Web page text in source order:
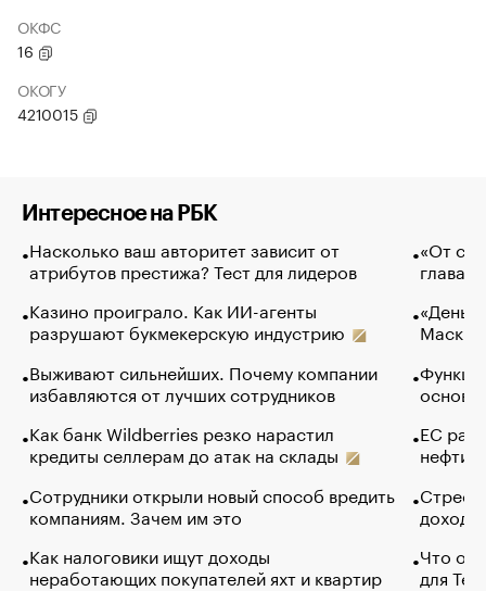
ОКФС
16
ОКОГУ
4210015
Интересное на РБК
Насколько ваш авторитет зависит от
атрибутов престижа? Тест для лидеров
Казино проиграло. Как ИИ-агенты
разрушают букмекерскую индустрию
Выживают сильнейших. Почему компании
избавляются от лучших сотрудников
Как банк Wildberries резко нарастил
кредиты селлерам до атак на склады
Сотрудники открыли новый способ вредить
компаниям. Зачем им это
Как налоговики ищут доходы
неработающих покупателей яхт и квартир
«От
глава
Маск в
основ
ЕС
нефти
Что
для